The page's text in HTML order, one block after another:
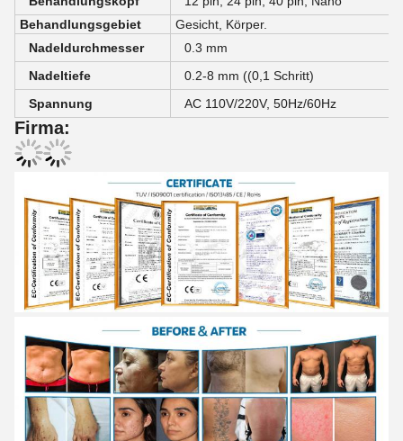
Behandlungsgebiet
Gesicht, Körper.
Nadeldurchmesser
0.3 mm
Nadeltiefe
0.2-8 mm ((0,1 Schritt)
Spannung
AC 110V/220V, 50Hz/60Hz
Firma: